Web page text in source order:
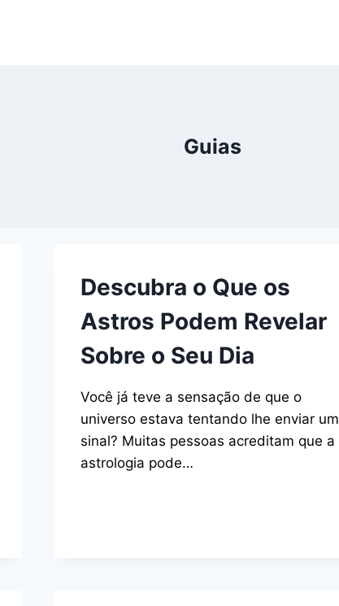
Guias
Descubra o Que os
Astros Podem Revelar
Sobre o Seu Dia
Você já teve a sensação de que o
universo estava tentando lhe enviar um
sinal? Muitas pessoas acreditam que a
astrologia pode…